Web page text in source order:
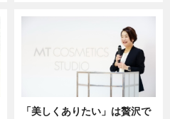
「美しくありたい」は贅沢で